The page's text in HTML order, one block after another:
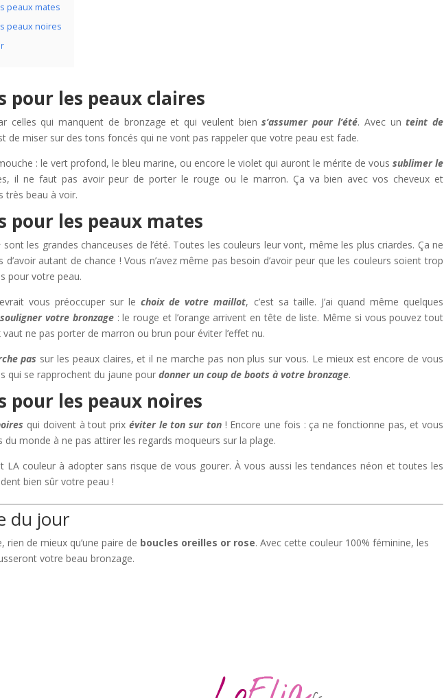
peaux mates
peaux noires
pour les peaux claires
celles qui manquent de bronzage et qui veulent biens’assumer pour l’été. Avec unteint de
de miser sur des tons foncés qui ne vont pas rappeler que votre peau est fade.
: le vert profond, le bleu marine, ou encore le violet qui auront le mérite de vous sublimer le
il ne faut pas avoir peur de porter le rouge ou le marron. Ça va bien avec vos cheveux et
très beau à voir.
pour les peaux mates
sont les grandes chanceuses de l’été. Toutes les couleurs leur vont, même les plus criardes. Ça ne
autant de chance ! Vous n’avez même pas besoin d’avoir peur que les couleurs soient trop
pour votre peau.
vous préoccuper sur lechoix de votre maillot, c’est sa taille. J’ai quand même quelques
souligner votre bronzage: le rouge et l’orange arrivent en tête de liste. Même si vous pouvez tout
ne pas porter de marron ou brun pour éviter l’effet nu.
pas sur les peaux claires, et il ne marche pas non plus sur vous. Le mieux est encore de vous
qui se rapprochent du jaune pourdonner un coup de bootsà votre bronzage.
pour les peaux noires
qui doivent à tout prix éviter le ton sur ton! Encore une fois : ça ne fonctionne pas, et vous
du monde à ne pas attirer les regards moqueurs sur la plage.
LA couleur à adopter sans risque de vous gourer. À vous aussi les tendances néon et toutes les
bien sûr votre peau !
du jour
rien de mieux qu’une paire de boucles oreilles or rose. Avec cette couleur 100% féminine, les
votre beau bronzage.